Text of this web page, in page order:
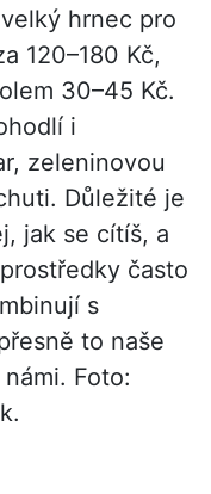
hrnec pro
120–180 Kč,
30–45 Kč.
i
zeleninovou
Důležité je
jak se cítíš, a
často
s
to naše
Foto: